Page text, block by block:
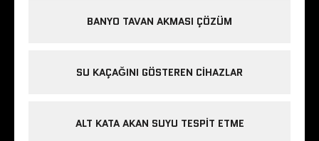
BANYO TAVAN AKMASI ÇÖZÜM
SU KAÇAĞINI GÖSTEREN CIHAZLAR
ALT KATA AKAN SUYU TESPIT ETME